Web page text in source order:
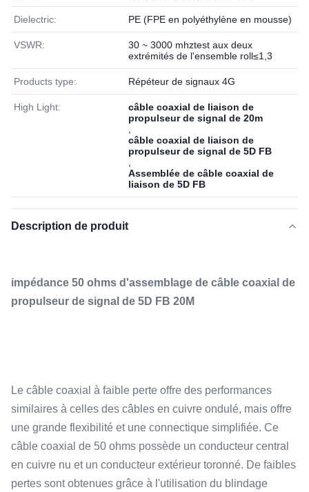
Dielectric: PE (FPE en polyéthylène en mousse)
VSWR:
30 ~ 3000 mhztest aux deux
extrémités de l'ensemble roll≤1,3
Products type: Répéteur de signaux 4G
High Light:
câble coaxial de liaison de
propulseur de signal de 20m
câble coaxial de liaison de
propulseur de signal de 5D FB
Assemblée de câble coaxial de
liaison de 5D FB
Description de produit
impédance 50 ohms d'assemblage de câble coaxial de
propulseur de signal de 5D FB 20M
Le câble coaxial à faible perte offre des performances
similaires à celles des câbles en cuivre ondulé, mais offre
une grande flexibilité et une connectique simplifiée. Ce
câble coaxial de 50 ohms possède un conducteur central
en cuivre nu et un conducteur extérieur toronné. De faibles
pertes sont obtenues grâce à l'utilisation du blindage